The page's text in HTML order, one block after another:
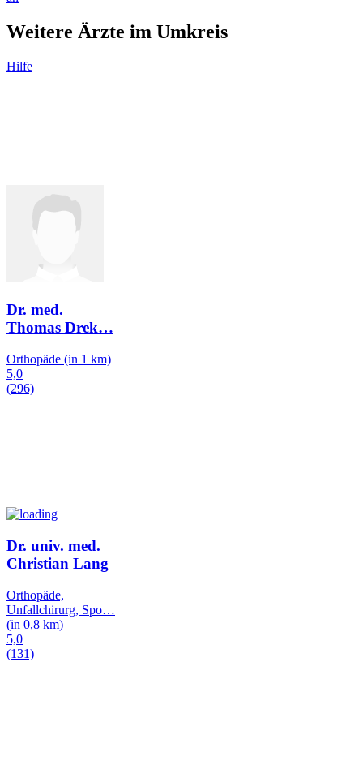
Weitere Ärzte im Umkreis
Hilfe
Dr. med.
Thomas Drek…
Orthopäde (in 1 km)
5,0
(296)
Dr. univ. med.
Christian Lang
Orthopäde,
Unfallchirurg, Spo…
(in 0,8 km)
5,0
(131)